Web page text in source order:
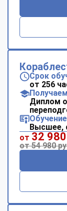
Срок
от 256
Диплом
Высшее,
от 32
от 54 980